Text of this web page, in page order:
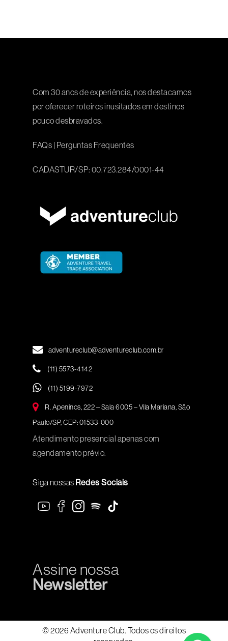
Com 30 anos de experiência, nos destacamos
por oferecer roteiros inusitados em destinos
pouco desbravados.
FAQs | Perguntas Frequentes
CADASTUR/SP: 00.723.284/0001-44
adventureclub@adventureclub.com.br
(11) 5573-4142
(11) 5199-7972
R. Apeninos, 222 – Sala 6005 – Vila Mariana, São
Paulo/SP, CEP: 01533-000
Atendimento presencial apenas com
agendamento prévio.
Siga nossas Redes Sociais
Assine nossa
Newsletter
© 2026 Adventure Club. Todos os direitos